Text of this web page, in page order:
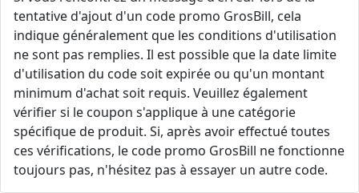
tentative d'ajout d'un code promo GrosBill, cela
indique généralement que les conditions d'utilisation
ne sont pas remplies. Il est possible que la date limite
d'utilisation du code soit expirée ou qu'un montant
minimum d'achat soit requis. Veuillez également
vérifier si le coupon s'applique à une catégorie
spécifique de produit. Si, après avoir effectué toutes
ces vérifications, le code promo GrosBill ne fonctionne
toujours pas, n'hésitez pas à essayer un autre code.